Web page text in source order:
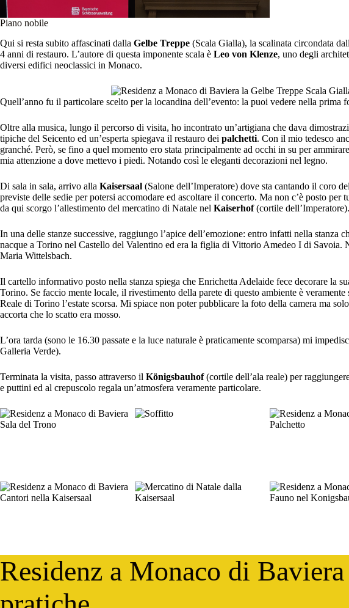
Piano nobile
Qui si resta subito affascinati dalla Gelbe Treppe (Scala Gialla), la scalinata circondata
4 anni di restauro. L’autore di questa imponente scala è Leo von Klenze, uno degli
diversi edifici neoclassici in Monaco.
Quell’anno fu il particolare scelto per la locandina dell’evento: la puoi vedere nella prima
Oltre alla musica, lungo il percorso di visita, ho incontrato un’artigiana che dava
tipiche del Seicento ed un’esperta spiegava il restauro dei palchetti. Con il mio tedesco
granché. Però, se fino a quel momento ero stata principalmente ad occhi in su per
mia attenzione a dove mettevo i piedi. Notando così le eleganti decorazioni nel legno.
Di sala in sala, arrivo alla Kaisersaal (Salone dell’Imperatore) dove sta cantando il coro
previste delle sedie per potersi accomodare ed ascoltare il concerto. Ma non c’è posto
da qui scorgo l’allestimento del mercatino di Natale nel Kaiserhof(cortile dell’Imperatore).
In una delle stanze successive, raggiungo l’apice dell’emozione: entro infatti nella stanza
nacque a Torino nel Castello del Valentino ed era la figlia di Vittorio Amedeo I di Savoia.
Maria Wittelsbach.
Il cartello informativo posto nella stanza spiega che Enrichetta Adelaide fece decorare la
Torino. Se faccio mente locale, il rivestimento della parete di questo ambiente è
Reale di Torino l’estate scorsa. Mi spiace non poter pubblicare la foto della camera ma
accorta che lo scatto era mosso.
L’ora tarda (sono le 16.30 passate e la luce naturale è praticamente scomparsa) mi
Galleria Verde).
Terminata la visita, passo attraverso il Königsbauhof(cortile dell’ala reale) per
e puttini ed al crepuscolo regala un’atmosfera veramente particolare.
Residenz a Monaco di